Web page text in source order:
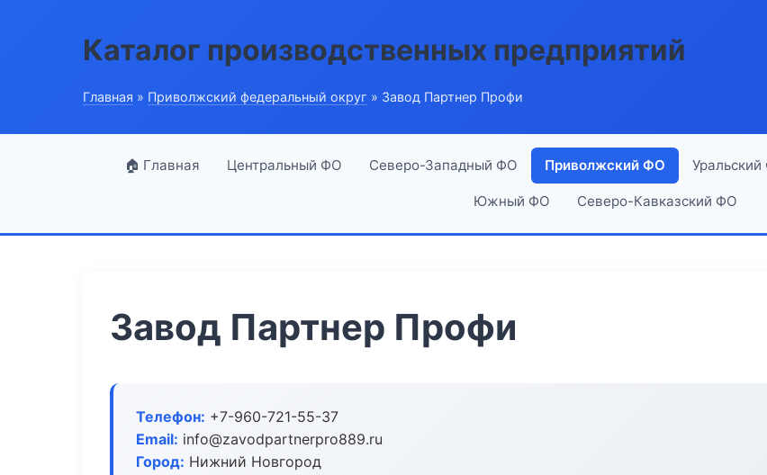
Каталог производственных предприятий
Главная » Приволжский федеральный округ » Завод Партнер Профи
🏠 Главная Центральный ФО Северо-Западный ФО Приволжский ФО
Южный ФО Северо-Кавказский ФО
Завод Партнер Профи
Телефон: +7-960-721-55-37
Email: info@zavodpartnerpro889.ru
Город: Нижний Новгород